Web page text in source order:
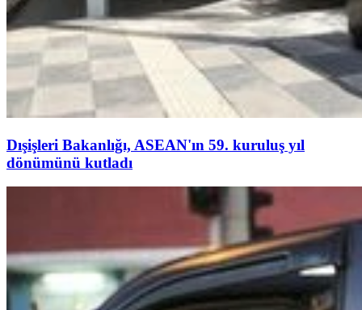
Dışişleri Bakanlığı, ASEAN'ın 59. kuruluş yıl
dönümünü kutladı